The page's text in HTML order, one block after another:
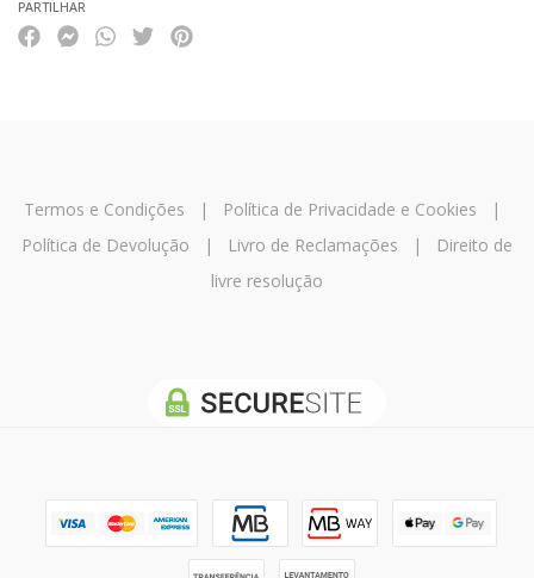
PARTILHAR
Termos e Condições | Política de Privacidade e Cookies |
Política de Devolução | Livro de Reclamações |
Direito de
livre resolução